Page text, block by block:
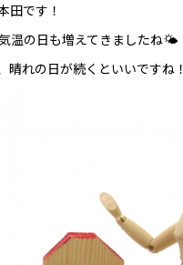
田です！
温の日も増えてきましたね🌤
れの日が続くといいですね！